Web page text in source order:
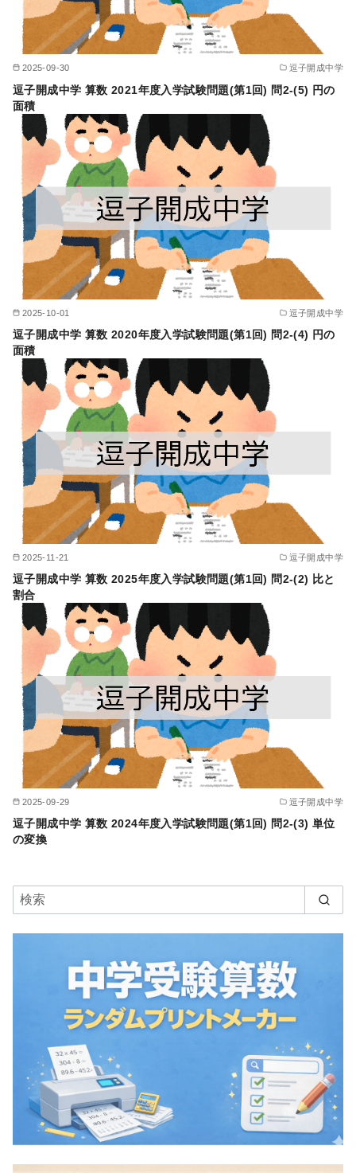
2025-09-30 逗子開成中学
逗子開成中学 算数 2021年度入学試験問題(第1回) 問2-(5) 円の
面積
2025-10-01 逗子開成中学
逗子開成中学 算数 2020年度入学試験問題(第1回) 問2-(4) 円の
面積
2025-11-21 逗子開成中学
逗子開成中学 算数 2025年度入学試験問題(第1回) 問2-(2) 比と
割合
2025-09-29 逗子開成中学
逗子開成中学 算数 2024年度入学試験問題(第1回) 問2-(3) 単位
の変換